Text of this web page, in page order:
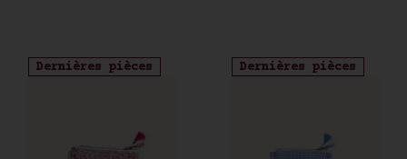
Dernières pièces Dernières pièces